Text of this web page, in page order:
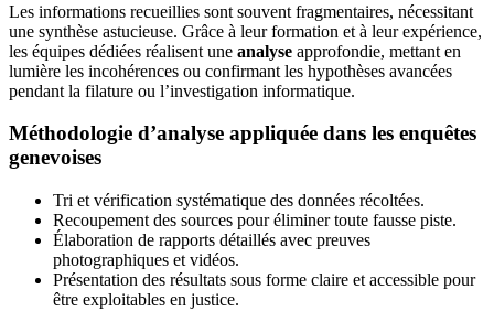
Les informations recueillies sont souvent fragmentaires, nécessitant
une synthèse astucieuse. Grâce à leur formation et à leur expérience,
les équipes dédiées réalisent une analyse approfondie, mettant en
lumière les incohérences ou confirmant les hypothèses avancées
pendant la filature ou l’investigation informatique.
Méthodologie d’analyse appliquée dans les enquêtes
genevoises
Tri et vérification systématique des données récoltées.
Recoupement des sources pour éliminer toute fausse piste.
Élaboration de rapports détaillés avec preuves
photographiques et vidéos.
Présentation des résultats sous forme claire et accessible pour
être exploitables en justice.